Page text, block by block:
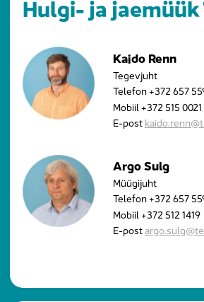
Hulgi- ja
Kaido Renn
Tegevjuht
Telefon+372 657
Mobiil +372 515 0021
E-post
Argo Sulg
Müügijuht
Telefon+372 657
Mobiil +372 512 1419
E-post